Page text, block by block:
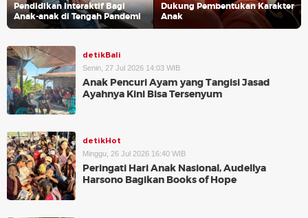
Pendidikan Interaktif Bagi
Anak-anak di Tengah Pandemi
Dukung Pembentukan Karakter
Anak
detikBali
Senin, 27 Jul 2026 14:03 WIB
Anak Pencuri Ayam yang Tangisi Jasad
Ayahnya Kini Bisa Tersenyum
detikHot
Minggu, 26 Jul 2026 16:40 WIB
Peringati Hari Anak Nasional, Audellya
Harsono Bagikan Books of Hope